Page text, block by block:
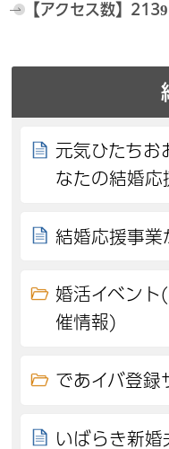
【アクセス数】 2139
元気ひたちお
なたの結婚応
結婚応援事業
婚活イベント
催情報)
であイバ登録
いばらき新婚